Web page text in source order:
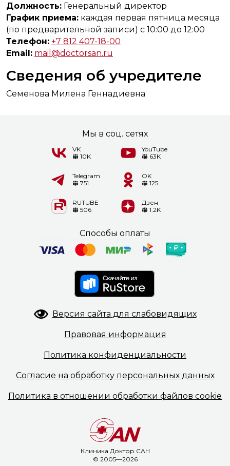
Должность: Генеральный директор
График приема: каждая первая пятница месяца
(по предварительной записи) с 10:00 до 12:00
Телефон: +7 812 407-18-00
Email: mail@doctorsan.ru
Cведения об учредителе
Семенова Милена Геннадиевна
Клиника Доктор САН
© 2005—2026
Мы в соц. сетях
VK
10K
YouTube
63K
Telegram
751
OK
125
RUTUBE
506
Дзен
1.2K
Способы оплаты
Версия сайта для слабовидящих
Правовая информация
Политика конфиденциальности
Согласие на обработку персональных данных
Политика в отношении обработки файлов cookie